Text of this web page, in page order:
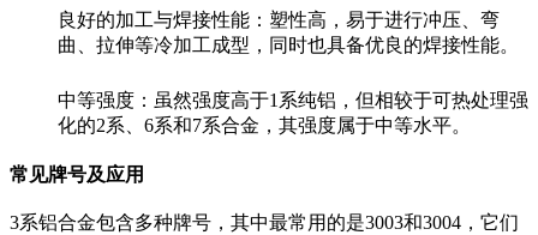
良好的加工与焊接性能：塑性高，易于进行冲压、弯
曲、拉伸等冷加工成型，同时也具备优良的焊接性能。
中等强度：虽然强度高于1系纯铝，但相较于可热处理强
化的2系、6系和7系合金，其强度属于中等水平。
常见牌号及应用
3系铝合金包含多种牌号，其中最常用的是3003和3004，它们